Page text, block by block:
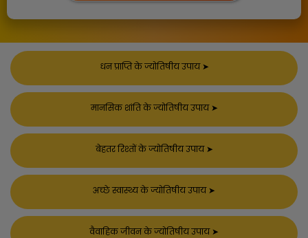
धन प्राप्ति के ज्योतिषीय उपाय➤
मानसिक शांति के ज्योतिषीय उपाय➤
बेहतर रिश्तों के ज्योतिषीय उपाय➤
अच्छे स्वास्थ्य के ज्योतिषीय उपाय➤
वैवाहिक जीवन के ज्योतिषीय उपाय➤